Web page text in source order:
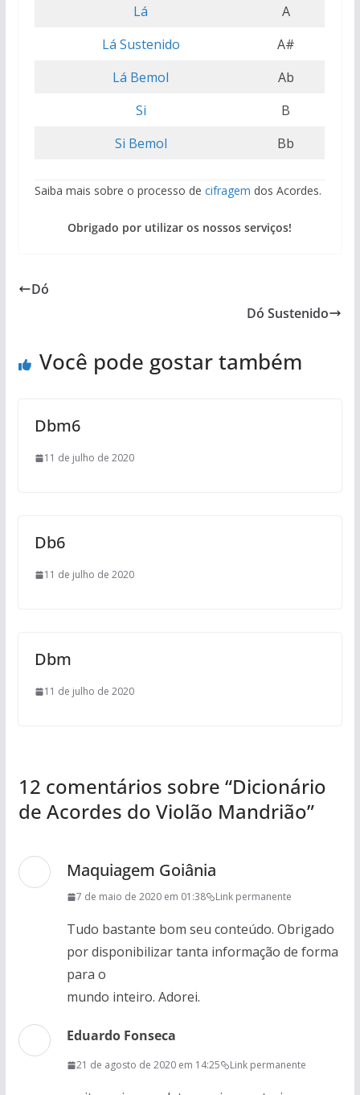
Lá
A
Lá Sustenido
A#
Lá Bemol
Ab
Si
B
Si Bemol
Bb
Saiba mais sobre o processo de cifragem dos Acordes.
Obrigado por utilizar os nossos serviços!
Dó
Dó Sustenido
Você pode gostar também
Dbm6
11 de julho de 2020
Db6
11 de julho de 2020
Dbm
11 de julho de 2020
12 comentários sobre “Dicionário
de Acordes do Violão Mandrião”
Maquiagem Goiânia
7 de maio de 2020 em 01:38 Link permanente
Tudo bastante bom seu conteúdo. Obrigado
por disponibilizar tanta informação de forma
para o
mundo inteiro. Adorei.
Eduardo Fonseca
21 de agosto de 2020 em 14:25 Link permanente